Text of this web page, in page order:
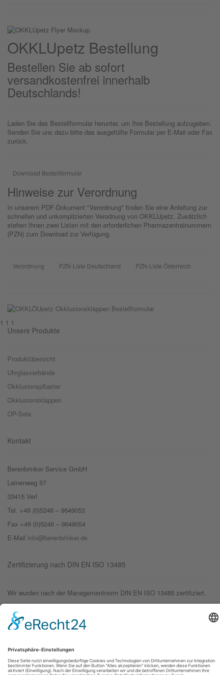
OKKLUpetz Bestellung
Bestellen Sie ab sofort
versandkostenfrei innerhalb
Deutschlands!
Laden Sie das Bestellformular herunter, um Ihre Bestellung aufzugeben.
Senden Sie uns dazu bitte das ausgefüllte Formular per E-Mail oder Fax
zurück.
Download Bestellformular
Hinweise zur Verordnung
In unserem PDF-Dokument "Verordnung" finden Sie eine Anleitung zur
schnellen und unkomplizierten Verodnung von OKKLUpetz. Zusätzlich
stehen Ihnen zwei Listen mit den erforderlichen Pharmazentralnummern
(PZN) zum Download zur Verfügung.
Verordnung PZN-Liste Deutschland PZN-Liste Österreich
1 1 1
Unsere Produkte
Produktübersicht
Uhrglasverbände
Okklusionspflaster
Okklusionsklappen
OP-Sets
Kontakt
Berenbrinker Service GmbH
Leinenweg 57
33415 Verl
Tel. +49 (0)5246 – 9649053
Fax +49 (0)5246 – 9649054
E-Mail info@berenbrinker.de
Zertifizierung nach DIN EN ISO 13485
Wir wurden nach der Managementnorm DIN EN ISO 13485 zertifiziert.
© 2019 – Berenbrinker Service GmbH
Impressum Datenschutzerklärung Login Logout